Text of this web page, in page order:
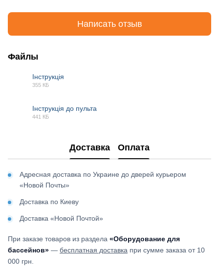
Написать отзыв
Файлы
Інструкція
355 КБ
Інструкція до пульта
441 КБ
Доставка Оплата
Адресная доставка по Украине до дверей курьером
«Новой Почты»
Доставка по Киеву
Доставка «Новой Почтой»
При заказе товаров из раздела «Оборудование для
бассейнов» — бесплатная доставка при сумме заказа от 10
000 грн.